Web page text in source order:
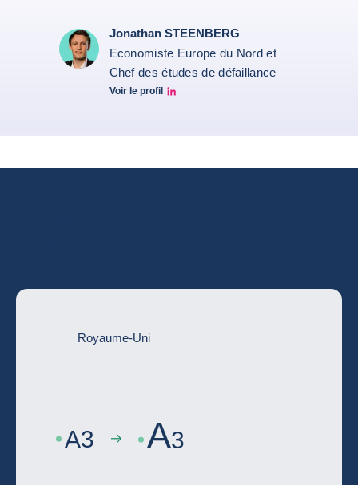
Jonathan STEENBERG
Economiste Europe du Nord et
Chef des études de défaillance
Voir le profil
Jonathan Steenberg linkedin
Royaume-Uni
A3 A3